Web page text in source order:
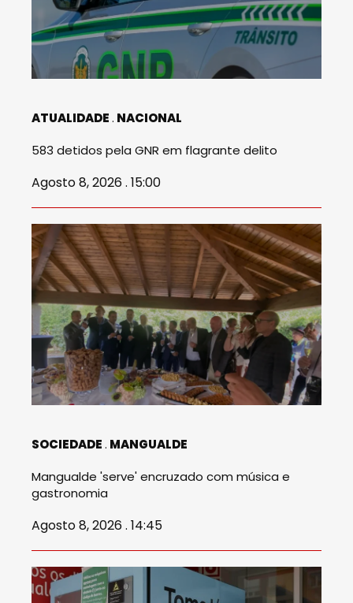
ATUALIDADE NACIONAL
583 detidos pela GNR em flagrante delito
Agosto 8, 2026 . 15:00
SOCIEDADE MANGUALDE
Mangualde 'serve' encruzado com música e
gastronomia
Agosto 8, 2026 . 14:45